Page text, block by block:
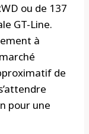
ou de 137
GT-Line.
à
de
pour une